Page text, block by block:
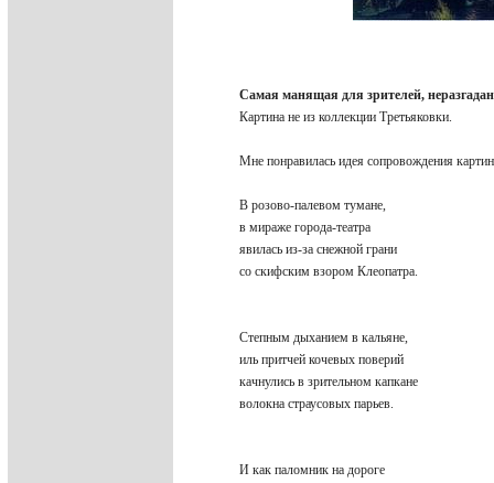
Самая манящая для зрителей,
Картина не из коллекции Третьяковки.
Мне понравилась идея сопровождения
В розово-палевом тумане,
в мираже города-театра
явилась из-за снежной грани
со скифским взором Клеопатра.
Степным дыханием в кальяне,
иль притчей кочевых поверий
качнулись в зрительном капкане
волокна страусовых парьев.
И как паломник на дороге